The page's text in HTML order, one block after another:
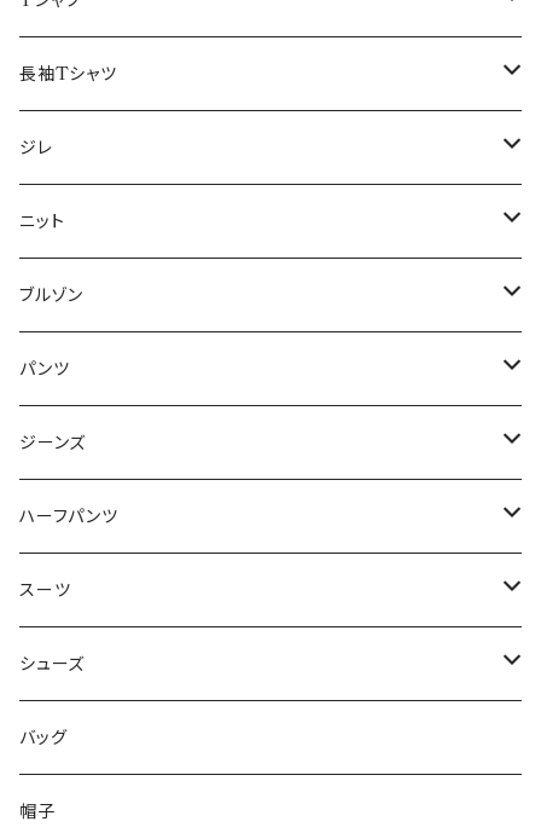
50/XL～
48/L
50/XL～
46/M
48/L
50/XL～
～44/S
46/M
48/L
50/XL～
長袖Tシャツ
～44/S
46/M
48/L
50/XL～
ジレ
～44/S
46/M
48/L
50/XL～
ニット
～44/S
46/M
48/L
50/XL～
ブルゾン
～44/S
46/M
48/L
50/XL～
パンツ
～44/S
46/M
48/L
50/XL～
ジーンズ
～44/S
46/M
48/L
50/XL～
ハーフパンツ
～44/S
46/M
48/L
50/XL～
スーツ
～44/S
46/M
48/L
シューズ
～25.5cm
26cm～
バッグ
帽子